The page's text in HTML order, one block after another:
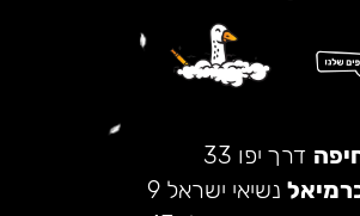
דרך יפו 33
נשיאי ישראל 9